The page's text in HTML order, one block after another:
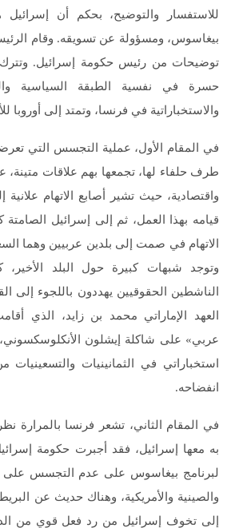
للاستفسار والتوضيح، بحكم أن
بيغاسوس، ومسؤولة عن تسويقه. وقام
توضيحات من رئيس حكومة إسرائيل.
حسرة في نفسية الطبقة السياسية
والاستخباراتية في فرنسا، وتمتد إلى أوروبا
في المقام الأول، عملية التجسس التي
طرف حلفاء لها، تجمعها بهم علاقات متينة،
واقتصادية، حيث تشير أصابع الاتهام
قيامه بهذا العمل، ثم إلى إسرائيل الصامتة
الاتهام في صمت إلى بلدين عربيين وهما
وتوجد شبهات كبيرة حول البلد
الناشطين الحقوقيين يهددون باللجوء إلى
العهد الإماراتي محمد بن زايد، الذي
عربي» على شاكلة إيشلون
استخباراتي في الثمانينيات
انفضاحه.
في المقام الثاني، تشعر فرنسا بالمرارة
لبرنامج بيغاسوس على عدم التجسس على
والصينية والأمريكية، وهناك حديث عن
إلى تخوف إسرائيل من رد فعل قوي من